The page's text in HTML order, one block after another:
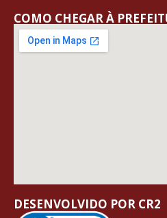
COMO CHEGAR À
DESENVOLVIDO POR CR2